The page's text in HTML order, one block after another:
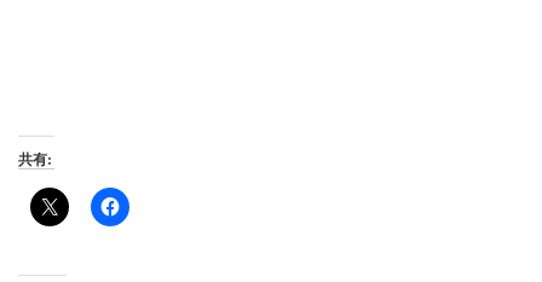
共有: